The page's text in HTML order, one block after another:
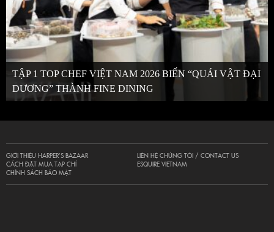
TẬP 1 TOP CHEF VIỆT NAM 2026 BIẾN “QUÁI VẬT ĐẠI
DƯƠNG” THÀNH FINE DINING
GIỚI THIỆU HARPER’S BAZAAR
CÁCH ĐẶT MUA TẠP CHÍ
CHÍNH SÁCH BẢO MẬT
LIÊN HỆ CHÚNG TÔI / CONTACT US
ESQUIRE VIETNAM